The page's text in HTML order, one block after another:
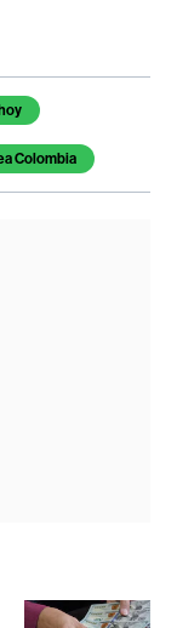
Colombia